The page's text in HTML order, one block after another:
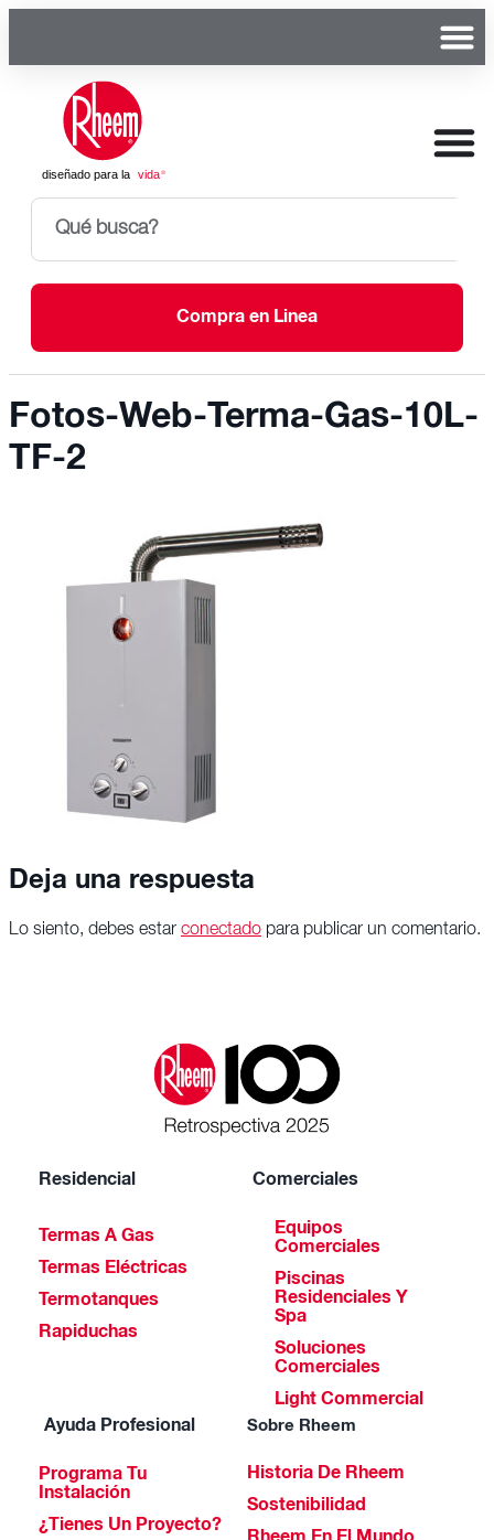
Compra en Linea
Fotos-Web-Terma-Gas-10L-
TF-2
Deja una respuesta
Lo siento, debes estar conectado para publicar un comentario.
Residencial
Termas A Gas
Termas Eléctricas
Termotanques
Rapiduchas
Comerciales
Equipos
Comerciales
Piscinas
Residenciales Y
Spa
Soluciones
Comerciales
Light Commercial
Ayuda Profesional
Programa Tu
Instalación
¿Tienes Un Proyecto?
Sobre Rheem
Historia De Rheem
Sostenibilidad